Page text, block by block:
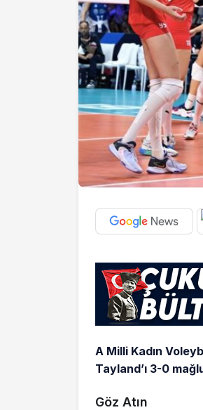
A Milli Kadın
Tayland’ı 3-0
Göz Atın